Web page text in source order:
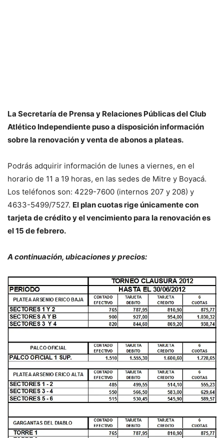
La Secretaría de Prensa y Relaciones Públicas del Club
Atlético Independiente puso a disposición información
sobre la renovación y venta de abonos a plateas.
Podrás adquirir información de lunes a viernes, en el
horario de 11 a 19 horas, en las sedes de Mitre y Boyacá.
Los teléfonos son: 4229-7600 (internos 207 y 208) y
4633-5499/7527. El plan cuotas rige únicamente con
tarjeta de crédito y el vencimiento para la renovación es
el 15 de febrero.
A continuación, ubicaciones y precios: